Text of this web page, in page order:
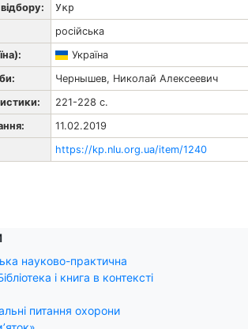
Укр
російська
Україна
Чернышев, Николай Алексеевич
221-228 с.
11.02.2019
https://kp.nlu.org.ua/item/1240
науково-практична
і книга в контексті
питання охорони